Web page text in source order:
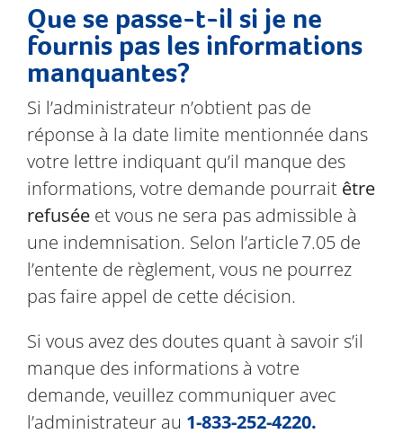
Que se passe-t-il si je ne
fournis pas les informations
manquantes?
Si l’administrateur n’obtient pas de
réponse à la date limite mentionnée dans
votre lettre indiquant qu’il manque des
informations, votre demande pourrait être
refuséeet vous ne sera pas admissible à
une indemnisation. Selon l’article 7.05 de
l’entente de règlement, vous ne pourrez
pas faire appel de cette décision.
Si vous avez des doutes quant à savoir s’il
manque des informations à votre
demande, veuillez communiquer avec
l’administrateur au 1-833-252-4220.